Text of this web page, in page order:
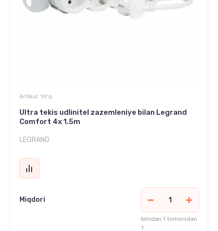
Artikul: Yo'q
Ultra tekis udlinitel zazemleniye bilan Legrand
Comfort 4x 1.5m
LEGRAND
Miqdori
kimdan 1 tomonidan
1